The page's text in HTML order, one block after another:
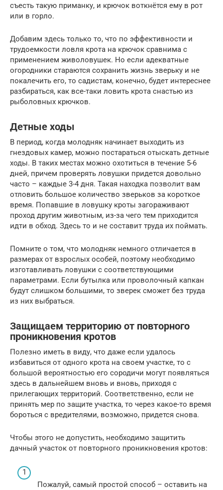
съесть такую приманку, и крючок воткнётся ему в рот
или в горло.
Добавим здесь только то, что по эффективности и
трудоемкости ловля крота на крючок сравнима с
применением живоловушек. Но если адекватные
огородники стараются сохранить жизнь зверьку и не
покалечить его, то садистам, конечно, будет интереснее
разбираться, как все-таки ловить крота снастью из
рыболовных крючков.
Детные ходы
В период, когда молодняк начинает выходить из
гнездовых камер, можно постараться отыскать детные
ходы. В таких местах можно охотиться в течение 5-6
дней, причем проверять ловушки придется довольно
часто – каждые 3-4 дня. Такая находка позволит вам
отловить большое количество зверьков за короткое
время. Попавшие в ловушку кроты загораживают
проход другим животным, из-за чего тем приходится
идти в обход. Здесь то и не составит труда их поймать.
Помните о том, что молодняк немного отличается в
размерах от взрослых особей, поэтому необходимо
изготавливать ловушки с соответствующими
параметрами. Если бутылка или проволочный капкан
будут слишком большими, то зверек сможет без труда
из них выбраться.
Защищаем территорию от повторного
проникновения кротов
Полезно иметь в виду, что даже если удалось
избавиться от одного крота на своем участке, то с
большой вероятностью его сородичи могут появляться
здесь в дальнейшем вновь и вновь, приходя с
прилегающих территорий. Соответственно, если не
принять мер по защите участка, то через какое-то время
бороться с вредителями, возможно, придется снова.
Чтобы этого не допустить, необходимо защитить
дачный участок от повторного проникновения кротов:
Пожалуй, самый простой способ – оставить на